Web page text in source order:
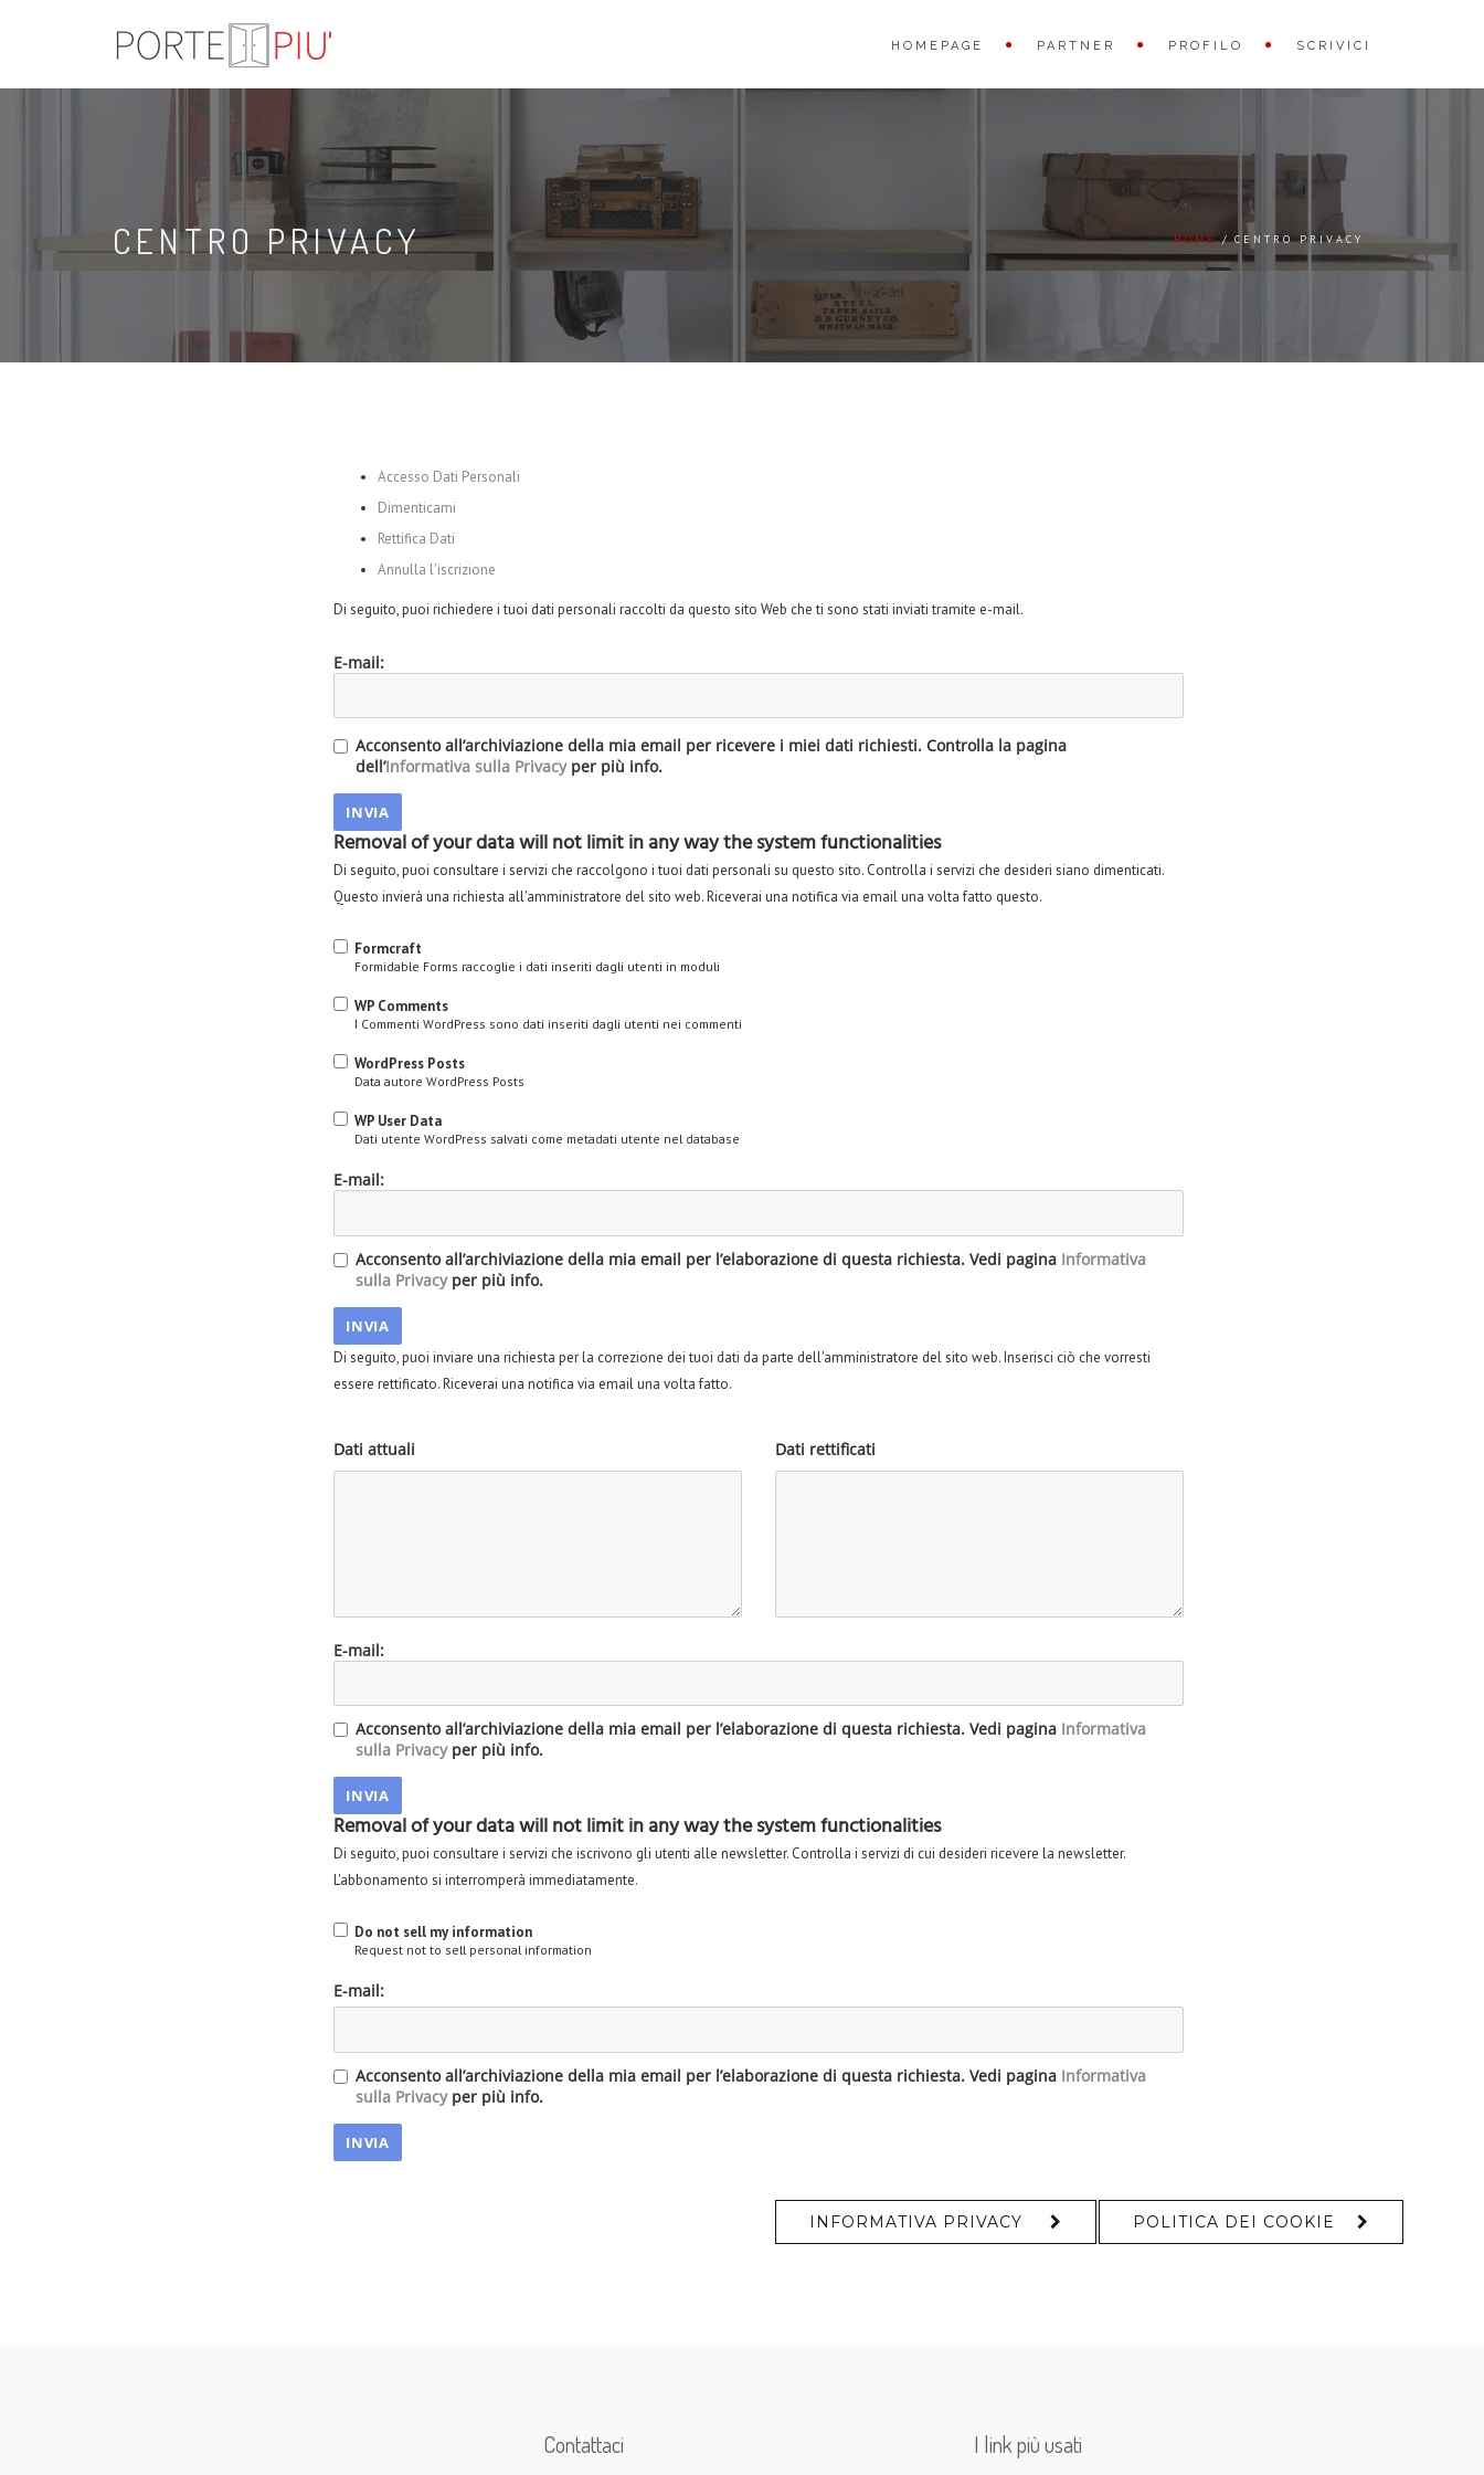
HOMEPAGE PARTNER PROFILO SCRIVICI
CENTRO PRIVACY HOME CENTRO PRIVACY
Accesso Dati Personali
Dimenticami
Rettifica Dati
Annulla l'iscrizione
Di seguito, puoi richiedere i tuoi dati personali raccolti da questo sito Web che ti sono stati inviati tramite e-mail.
E-mail:
Acconsento all’archiviazione della mia email per ricevere i miei dati richiesti. Controlla la pagina
dell’Informativa sulla Privacyper più info.
Removal of your data will not limit in any way the system functionalities
Di seguito, puoi consultare i servizi che raccolgono i tuoi dati personali su questo sito. Controlla i servizi che desideri siano dimenticati.
Questo invierà una richiesta all'amministratore del sito web. Riceverai una notifica via email una volta fatto questo.
Formcraft
Formidable Forms raccoglie i dati inseriti dagli utenti in moduli
WP Comments
I Commenti WordPress sono dati inseriti dagli utenti nei commenti
WordPress Posts
Data autore WordPress Posts
WP User Data
Dati utente WordPress salvati come metadati utente nel database
E-mail:
Acconsento all’archiviazione della mia email per l’elaborazione di questa richiesta. Vedi pagina Informativa
sulla Privacyper più info.
Di seguito, puoi inviare una richiesta per la correzione dei tuoi dati da parte dell'amministratore del sito web. Inserisci ciò che vorresti
essere rettificato. Riceverai una notifica via email una volta fatto.
Dati attuali Dati rettificati
E-mail:
Acconsento all’archiviazione della mia email per l’elaborazione di questa richiesta. Vedi pagina Informativa
sulla Privacyper più info.
Removal of your data will not limit in any way the system functionalities
Di seguito, puoi consultare i servizi che iscrivono gli utenti alle newsletter. Controlla i servizi di cui desideri ricevere la newsletter.
L'abbonamento si interromperà immediatamente.
Do not sell my information
Request not to sell personal information
E-mail:
Acconsento all’archiviazione della mia email per l’elaborazione di questa richiesta. Vedi pagina Informativa
sulla Privacyper più info.
INFORMATIVA PRIVACY POLITICA DEI COOKIE
Contattaci I link più usati